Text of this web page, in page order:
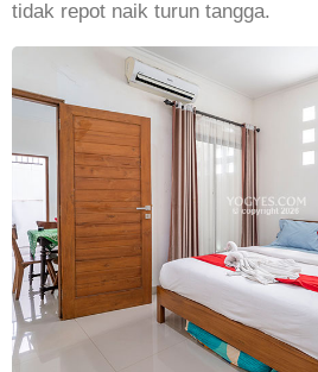
tidak repot naik turun tangga.